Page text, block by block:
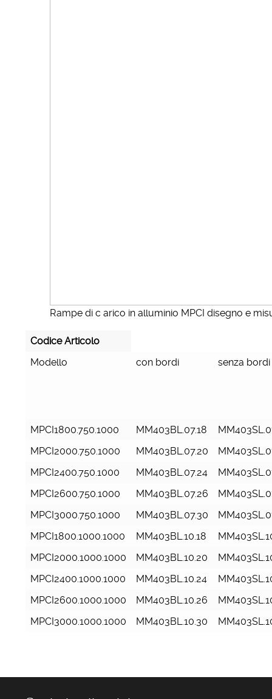
Rampe di c arico in alluminio MPCI disegno e
Codice Articolo
Modello
con bordi senza bordi
MPCI1800.750.1000 MM403BL.07.18
MPCI2000.750.1000
MM403BL.07.20
MPCI2400.750.1000
MM403BL.07.24
MPCI2600.750.1000
MM403BL.07.26
MPCI3000.750.1000
MM403BL.07.30
MPCI1800.1000.1000
MM403BL.10.18
MPCI2000.1000.1000
MM403BL.10.20
MPCI2400.1000.1000
MM403BL.10.24
MPCI2600.1000.1000
MM403BL.10.26
MPCI3000.1000.1000
MM403BL.10.30